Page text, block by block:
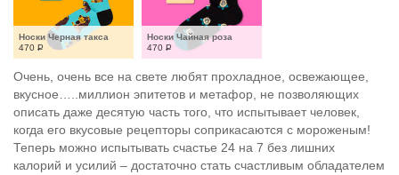
Носки Черная такса
470 Р
Носки Чайная роза
470 Р
Очень, очень все на свете любят прохладное, освежающее,
вкусное…..миллион эпитетов и метафор, не позволяющих
описать даже десятую часть того, что испытывает человек,
когда его вкусовые рецепторы соприкасаются с мороженым!
Теперь можно испытывать счастье 24 на 7 без лишних
калорий и усилий – достаточно стать счастливым обладателем